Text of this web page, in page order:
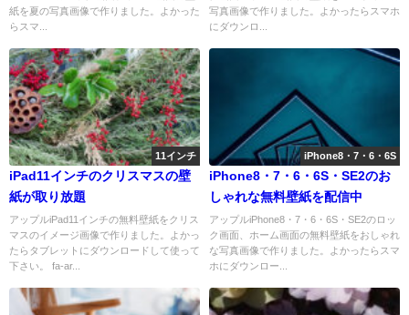
紙を夏の写真画像で作りました。よかった
らスマ...
写真画像で作りました。よかったらスマホ
にダウンロ...
11インチ
iPad11インチのクリスマスの壁
紙が取り放題
アップルiPad11インチの無料壁紙をクリス
マスのイメージ画像で作りました。よかっ
たらタブレットにダウンロードして使って
下さい。 fa-ar...
iPhone8・7・6・6S
iPhone8・7・6・6S・SE2のお
しゃれな無料壁紙を配信中
アップルiPhone8・7・6・6S・SE2のロッ
ク画面、ホーム画面の無料壁紙をおしゃれ
な写真画像で作りました。よかったらスマ
ホにダウンロー...